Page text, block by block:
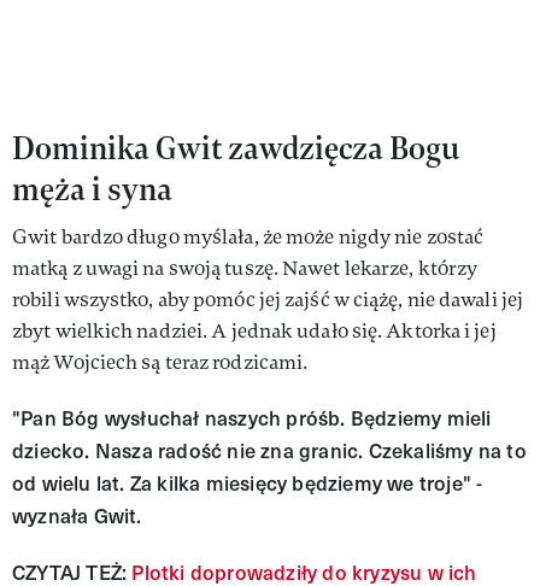
Dominika Gwit zawdzięcza Bogu
męża i syna
Gwit bardzo długo myślała, że może nigdy nie zostać
matką z uwagi na swoją tuszę. Nawet lekarze, którzy
robili wszystko, aby pomóc jej zajść w ciążę, nie dawali jej
zbyt wielkich nadziei. A jednak udało się. Aktorka i jej
mąż Wojciech są teraz rodzicami.
"Pan Bóg wysłuchał naszych próśb. Będziemy mieli
dziecko. Nasza radość nie zna granic. Czekaliśmy na to
od wielu lat. Za kilka miesięcy będziemy we troje" -
wyznała Gwit.
CZYTAJ TEŻ: Plotki doprowadziły do kryzysu w ich